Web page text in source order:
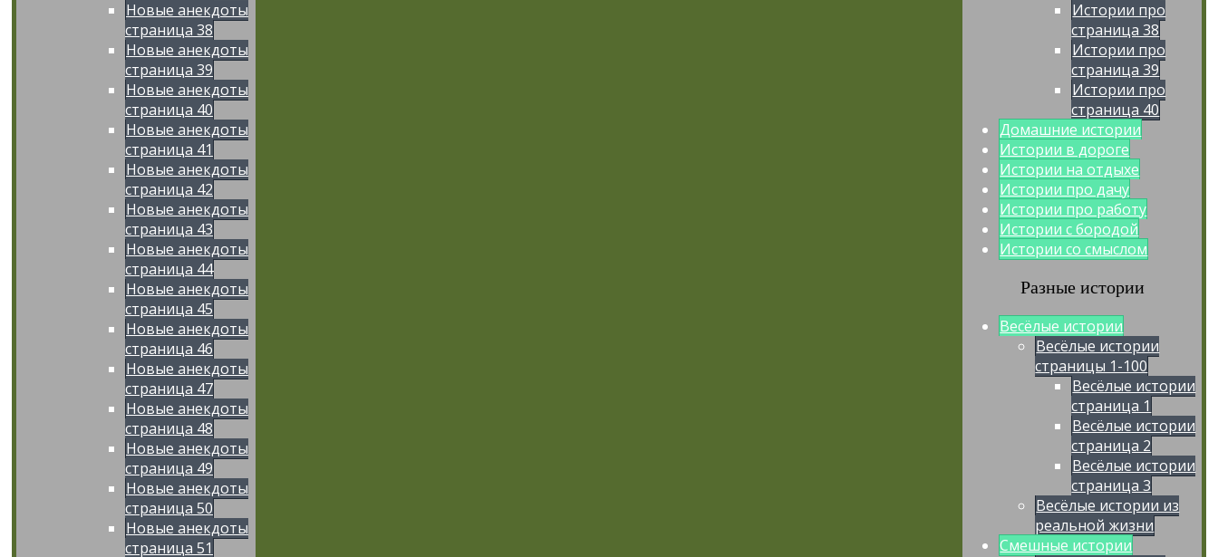
Новые анекдоты
страница 38
Новые анекдоты
страница 39
Новые анекдоты
страница 40
Новые анекдоты
страница 41
Новые анекдоты
страница 42
Новые анекдоты
страница 43
Новые анекдоты
страница 44
Новые анекдоты
страница 45
Новые анекдоты
страница 46
Новые анекдоты
страница 47
Новые анекдоты
страница 48
Новые анекдоты
страница 49
Новые анекдоты
страница 50
Новые анекдоты
страница 51
Истории про
страница 38
Истории про
страница 39
Истории про
страница 40
Домашние истории
Истории в дороге
Истории на отдыхе
Истории про дачу
Истории про работу
Истории с бородой
Истории со смыслом
Разные истории
Весёлые истории
Весёлые истории
страницы 1-100
Весёлые истории
страница 1
Весёлые истории
страница 2
Весёлые истории
страница 3
Весёлые истории из
реальной жизни
Смешные истории